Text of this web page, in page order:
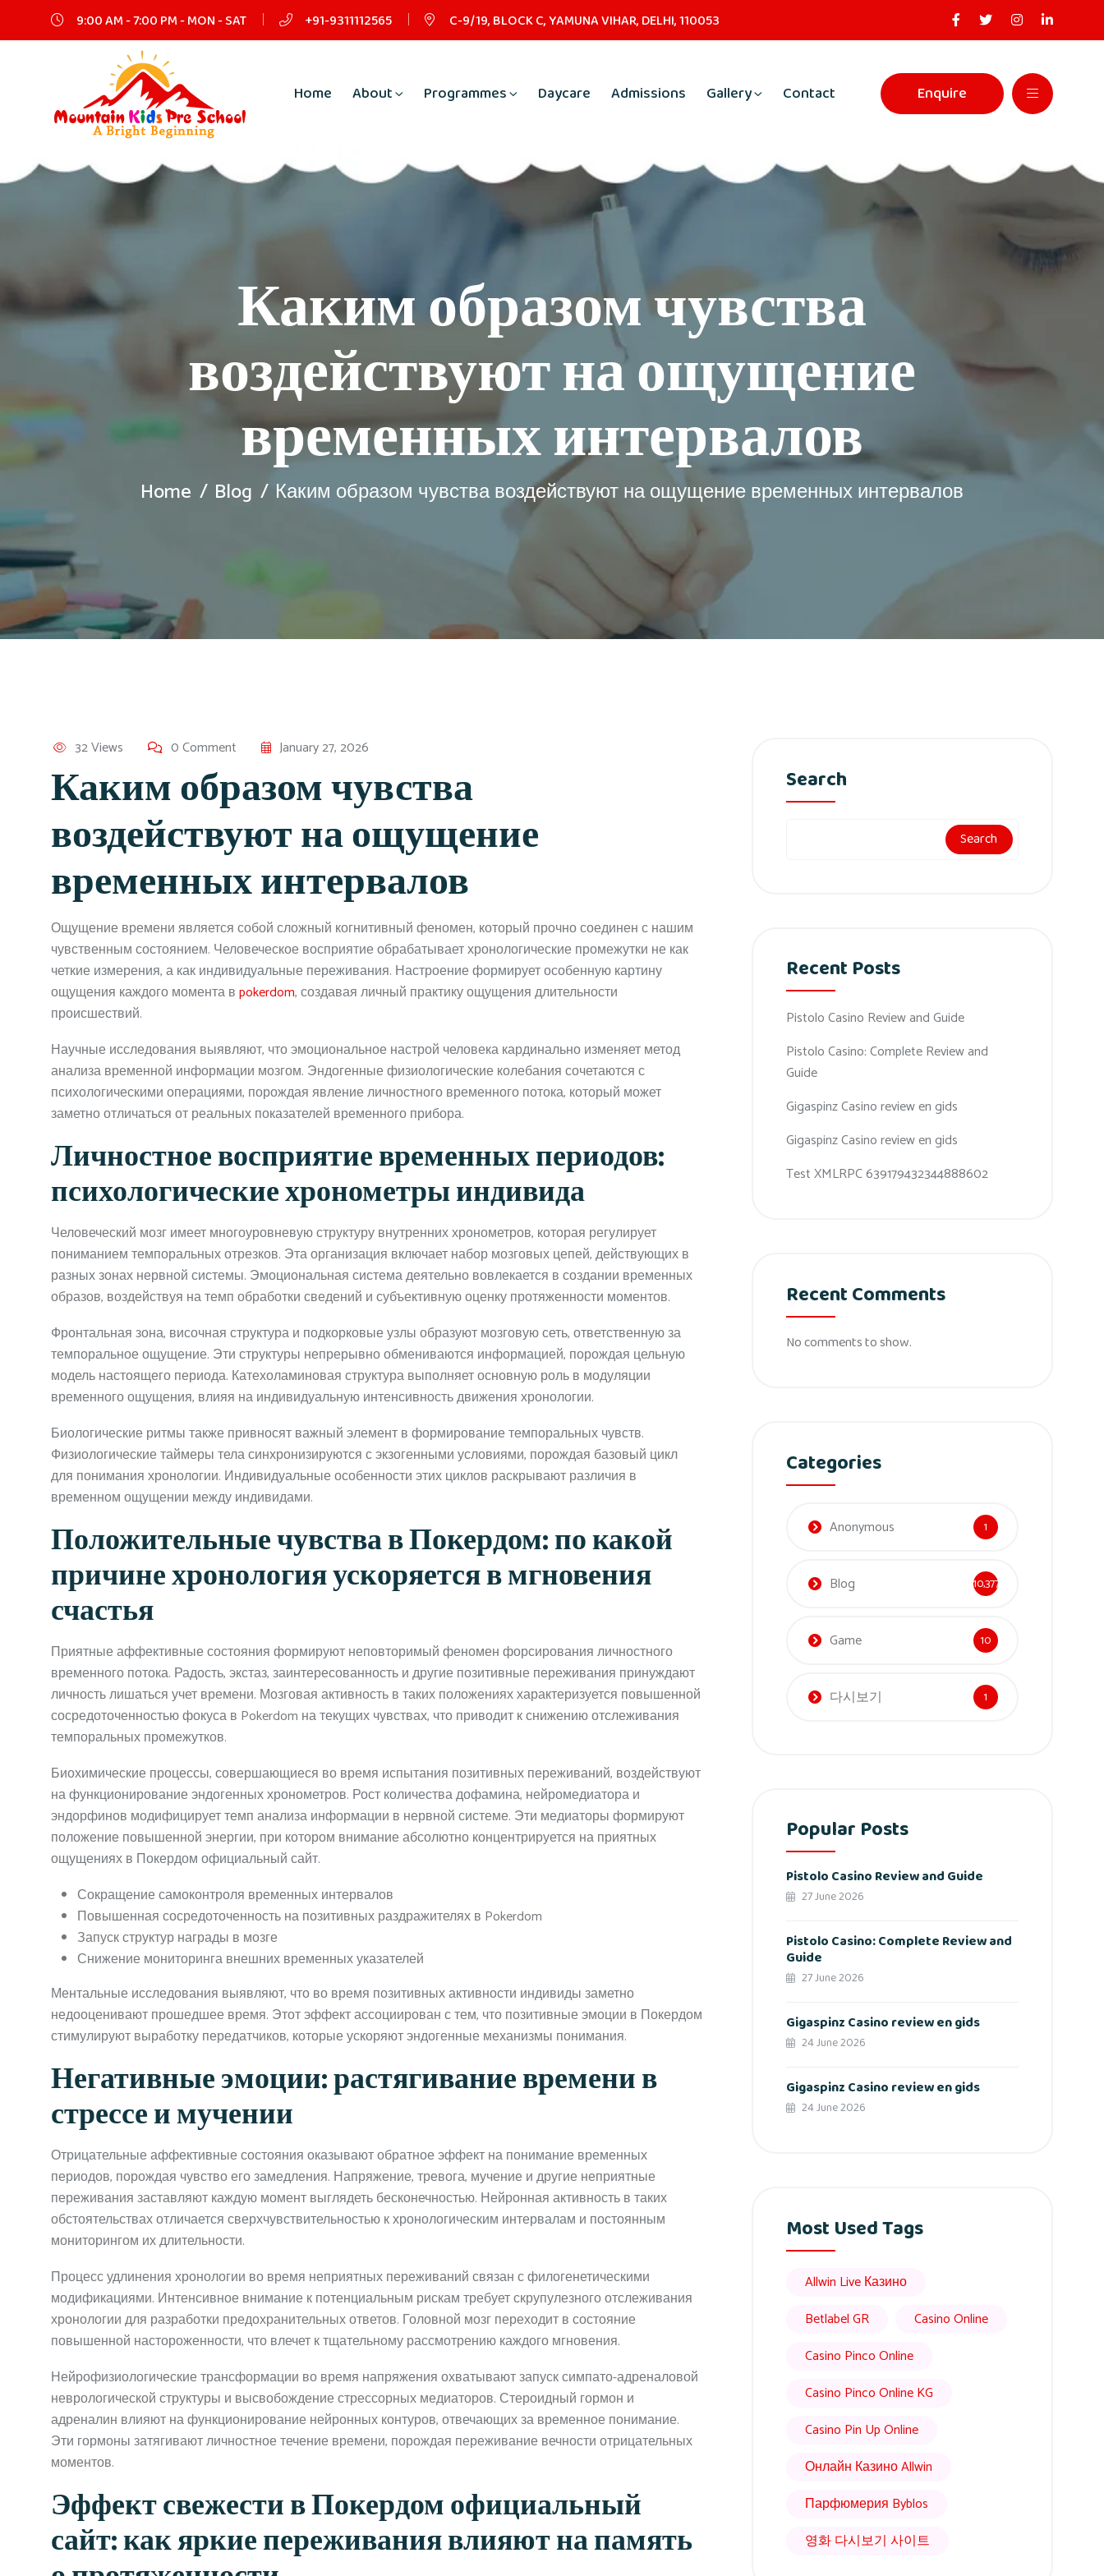
9:00 AM - 7:00 PM - MON - SAT +91-9311112565 C-9/19, BLOCK C, YAMUNA VIHAR, DELHI, 110053
Home About Programmes Daycare Admissions Gallery Contact Enquire
Каким образом чувства
воздействуют на ощущение
временных интервалов
Home Blog Каким образом чувства воздействуют на ощущение временных интервалов
32 Views 0 Comment January 27, 2026
Каким образом чувства
воздействуют на ощущение
временных интервалов
Ощущение времени является собой сложный когнитивный феномен, который прочно соединен с нашим
чувственным состоянием. Человеческое восприятие обрабатывает хронологические промежутки не как
четкие измерения, а как индивидуальные переживания. Настроение формирует особенную картину
ощущения каждого момента вpokerdom, создавая личный практику ощущения длительности
происшествий.
Научные исследования выявляют, что эмоциональное настрой человека кардинально изменяет метод
анализа временной информации мозгом. Эндогенные физиологические колебания сочетаются с
психологическими операциями, порождая явление личностного временного потока, который может
заметно отличаться от реальных показателей временного прибора.
Личностное восприятие временных периодов:
психологические хронометры индивида
Человеческий мозг имеет многоуровневую структуру внутренних хронометров, которая регулирует
пониманием темпоральных отрезков. Эта организация включает набор мозговых цепей, действующих в
разных зонах нервной системы. Эмоциональная система деятельно вовлекается в создании временных
образов, воздействуя на темп обработки сведений и субъективную оценку протяженности моментов.
Фронтальная зона, височная структура и подкорковые узлы образуют мозговую сеть, ответственную за
темпоральное ощущение. Эти структуры непрерывно обмениваются информацией, порождая цельную
модель настоящего периода. Катехоламиновая структура выполняет основную роль в модуляции
временного ощущения, влияя на индивидуальную интенсивность движения хронологии.
Биологические ритмы также привносят важный элемент в формирование темпоральных чувств.
Физиологические таймеры тела синхронизируются с экзогенными условиями, порождая базовый цикл
для понимания хронологии. Индивидуальные особенности этих циклов раскрывают различия в
временном ощущении между индивидами.
Положительные чувства в Покердом: по какой
причине хронология ускоряется в мгновения
счастья
Приятные аффективные состояния формируют неповторимый феномен форсирования личностного
временного потока. Радость, экстаз, заинтересованность и другие позитивные переживания принуждают
личность лишаться учет времени. Мозговая активность в таких положениях характеризуется повышенной
сосредоточенностью фокуса в Pokerdom на текущих чувствах, что приводит к снижению отслеживания
темпоральных промежутков.
Биохимические процессы, совершающиеся во время испытания позитивных переживаний, воздействуют
на функционирование эндогенных хронометров. Рост количества дофамина, нейромедиатора и
эндорфинов модифицирует темп анализа информации в нервной системе. Эти медиаторы формируют
положение повышенной энергии, при котором внимание абсолютно концентрируется на приятных
ощущениях в Покердом официальный сайт.
Сокращение самоконтроля временных интервалов
Повышенная сосредоточенность на позитивных раздражителях в Pokerdom
Запуск структур награды в мозге
Снижение мониторинга внешних временных указателей
Ментальные исследования выявляют, что во время позитивных активности индивиды заметно
недооценивают прошедшее время. Этот эффект ассоциирован с тем, что позитивные эмоции в Покердом
стимулируют выработку передатчиков, которые ускоряют эндогенные механизмы понимания.
Негативные эмоции: растягивание времени в
стрессе и мучении
Отрицательные аффективные состояния оказывают обратное эффект на понимание временных
периодов, порождая чувство его замедления. Напряжение, тревога, мучение и другие неприятные
переживания заставляют каждую момент выглядеть бесконечностью. Нейронная активность в таких
обстоятельствах отличается сверхчувствительностью к хронологическим интервалам и постоянным
мониторингом их длительности.
Процесс удлинения хронологии во время неприятных переживаний связан с филогенетическими
модификациями. Интенсивное внимание к потенциальным рискам требует скрупулезного отслеживания
хронологии для разработки предохранительных ответов. Головной мозг переходит в состояние
повышенной настороженности, что влечет к тщательному рассмотрению каждого мгновения.
Нейрофизиологические трансформации во время напряжения охватывают запуск симпато-адреналовой
неврологической структуры и высвобождение стрессорных медиаторов. Стероидный гормон и
адреналин влияют на функционирование нейронных контуров, отвечающих за временное понимание.
Эти гормоны затягивают личностное течение времени, порождая переживание вечности отрицательных
моментов.
Эффект свежести в Покердом официальный
сайт: как яркие переживания влияют на память
Search
Search
Recent Posts
Pistolo Casino Review and Guide
Pistolo Casino: Complete Review and
Guide
Gigaspinz Casino review en gids
Gigaspinz Casino review en gids
Test XMLRPC 639179432344888602
Recent Comments
No comments to show.
Categories
Anonymous 1
Blog 10,377
Game 10
다시보기 1
Popular Posts
Pistolo Casino Review and Guide
27 June 2026
Pistolo Casino: Complete Review and
Guide
27 June 2026
Gigaspinz Casino review en gids
24 June 2026
Gigaspinz Casino review en gids
24 June 2026
Most Used Tags
Allwin Live Казино
Betlabel GR
Casino Online
Casino Pinco Online
Casino Pinco Online KG
Casino Pin Up Online
Онлайн Казино Allwin
Парфюмерия Byblos
영화 다시보기 사이트